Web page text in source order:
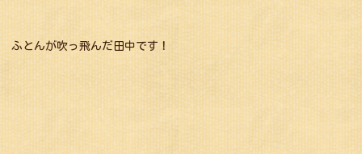
ふとんが吹っ飛んだ田中です！